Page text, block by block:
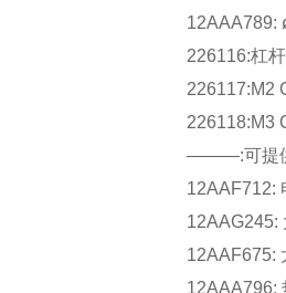
12AAA789:
226116:杠
226117:M2
226118:M3
———:可提供
12AAF712:
12AAG245:
12AAF675:
12AAA796: